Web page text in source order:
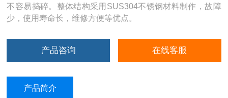
不容易捣碎。整体结构采用SUS304不锈钢材料制作，故障
少，使用寿命长，维修方便等优点。
产品咨询 在线客服
产品简介